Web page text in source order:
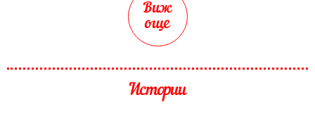
Виж
още
Истории